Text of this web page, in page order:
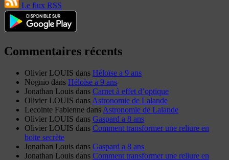
Le flux RSS
Commentaires récents
Olivier LOUIS dans Héloïse a 9 ans
Nognio dans Héloïse a 9 ans
Jonathan Louis dans Carnet à effet d’optique
Olivier LOUIS dans Astronomie de Lalande
Lecointe Fabienne dans Astronomie de Lalande
Olivier LOUIS dans Gaspard a 8 ans
Olivier LOUIS dans Comment transformer une reliure en
boite secrète
Jonathan Louis dans Gaspard a 8 ans
Jonathan Louis dans Comment transformer une reliure en